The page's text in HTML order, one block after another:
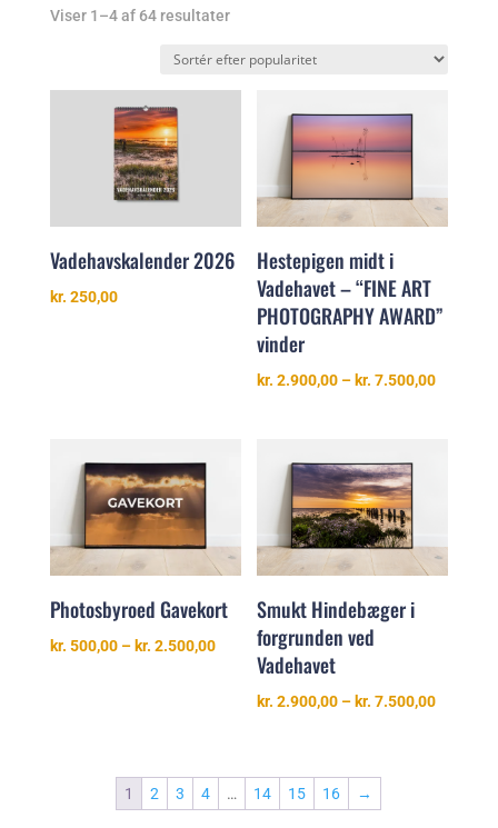
Viser 1–4 af 64 resultaterSorteret
popularitet
Vadehavskalender 2026
kr. 250,00
Hestepigen midt i
Vadehavet – “FINE ART
PHOTOGRAPHY AWARD”
vinder
kr. 2.900,00 –kr. 7.500,00
Photosbyroed Gavekort
kr. 500,00 – kr. 2.500,00Prisinterval:
kr. 500,00
Smukt Hindebæger i
forgrunden ved
Vadehavet
kr. 2.900,00 –kr. 7.500,00
1
2 3 4 … 14 15 16 →